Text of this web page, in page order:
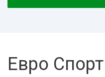
Евро Спорт